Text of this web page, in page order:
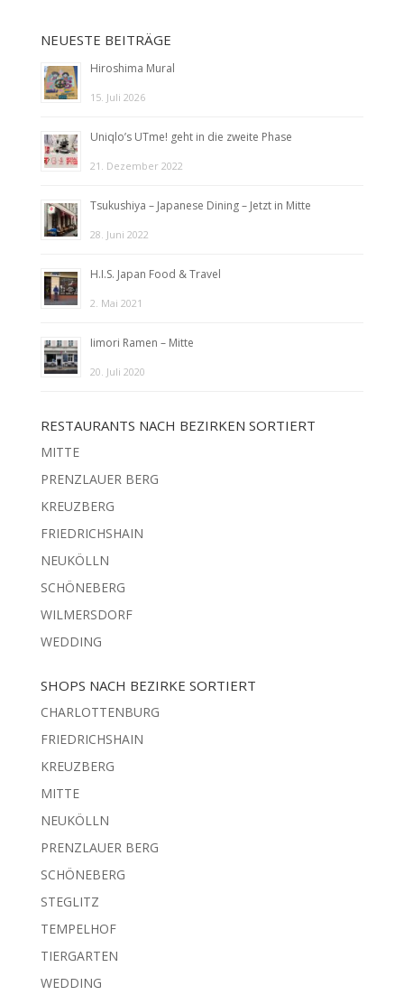
NEUESTE BEITRÄGE
Hiroshima Mural
15. Juli 2026
Uniqlo’s UTme! geht in die zweite Phase
21. Dezember 2022
Tsukushiya – Japanese Dining – Jetzt in Mitte
28. Juni 2022
H.I.S. Japan Food & Travel
2. Mai 2021
Iimori Ramen – Mitte
20. Juli 2020
RESTAURANTS NACH BEZIRKEN SORTIERT
MITTE
PRENZLAUER BERG
KREUZBERG
FRIEDRICHSHAIN
NEUKÖLLN
SCHÖNEBERG
WILMERSDORF
WEDDING
SHOPS NACH BEZIRKE SORTIERT
CHARLOTTENBURG
FRIEDRICHSHAIN
KREUZBERG
MITTE
NEUKÖLLN
PRENZLAUER BERG
SCHÖNEBERG
STEGLITZ
TEMPELHOF
TIERGARTEN
WEDDING